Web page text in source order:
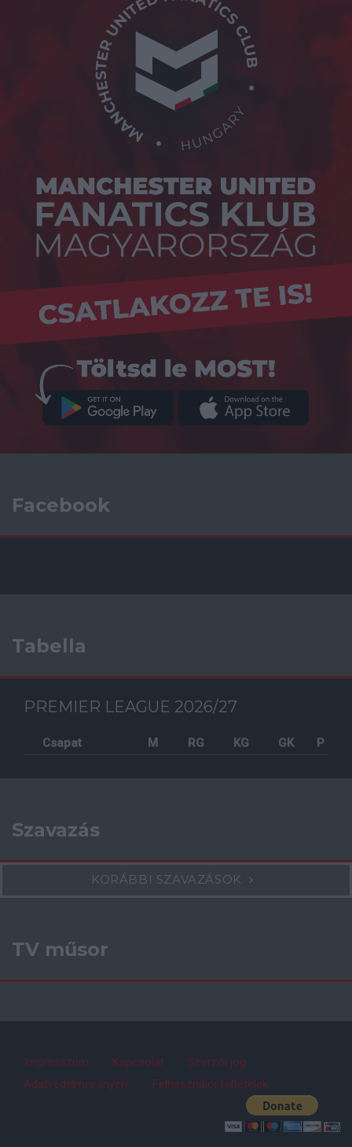
Facebook
Tabella
PREMIER LEAGUE 2026/27
Csapat M RG KG GK P
Szavazás
KORÁBBI SZAVAZÁSOK
TV műsor
Impresszum Kapcsolat
Szerzői jog
Adatvédelmi irányelv
Felhasználói feltételek